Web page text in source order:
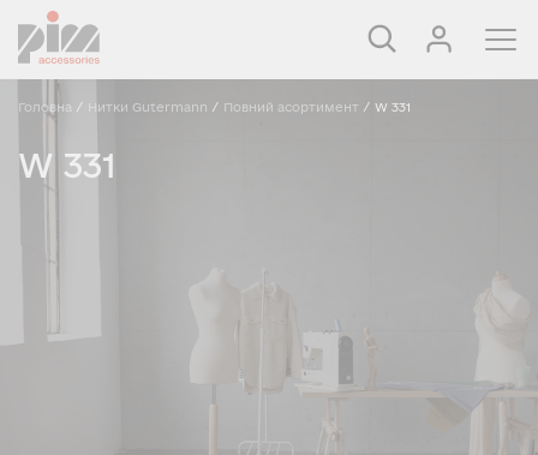
Головна / Нитки Gutermann / Повний асортимент / W 331
W 331